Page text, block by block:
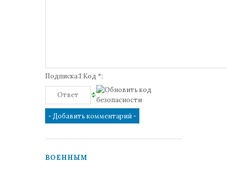
Подписка:1 Код *:
ВОЕННЫМ